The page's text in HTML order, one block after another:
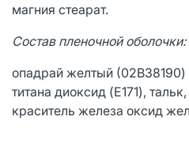
магния стеарат.
Состав пленочной оболочки:
опадрай желтый (02B38190)
титана диоксид (E171),
краситель железа оксид